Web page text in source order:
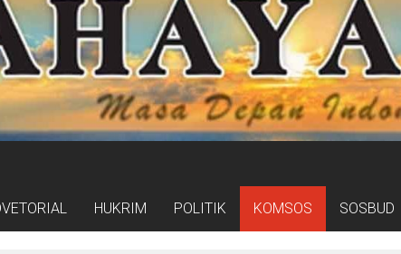
HUKRIM POLITIK KOMSOS SOSBUD